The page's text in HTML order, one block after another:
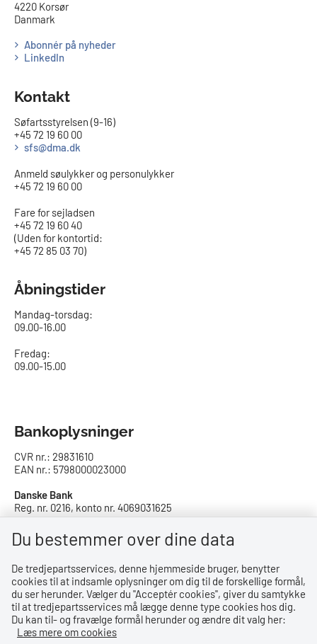
4220 Korsør
Danmark
Abonnér på nyheder
LinkedIn
Kontakt
Søfartsstyrelsen (9-16)
+45 72 19 60 00
sfs@dma.dk
Anmeld søulykker og personulykker
+45 72 19 60 00
Fare for sejladsen
+45 72 19 60 40
(Uden for kontortid:
+45 72 85 03 70)
Åbningstider
Mandag-torsdag:
09.00-16.00​
Fredag:
09.00-15.00
Bankoplysninger
CVR nr.: 29831610
EAN nr.: 5798000023000
Danske Bank
Reg. nr. 0216, konto nr. 4069031625
IBAN: DK8402164069031625
SWIFT: DABADKKK
Privatlivspolitik
Privatlivspolitik
Tilgængelighedserklæring
Du bestemmer over dine data
De tredjepartsservices, denne hjemmeside bruger, benytter
cookies til at indsamle oplysninger om dig til de forskellige formål,
du ser herunder. Vælger du ''Acceptér cookies'', giver du samtykke
til at tredjepartsservices må lægge denne type cookies hos dig.
Du kan til- og fravælge formål herunder og ændre dit valg her:
Læs mere om cookies